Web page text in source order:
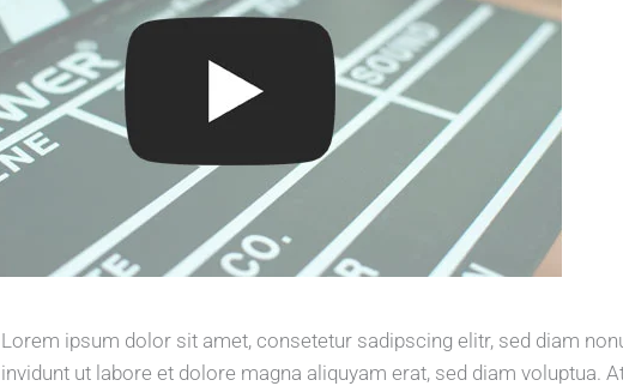
Lorem ipsum dolor sit amet, consetetur sadipscing elitr, sed diam
invidunt ut labore et dolore magna aliquyam erat, sed diam voluptua.